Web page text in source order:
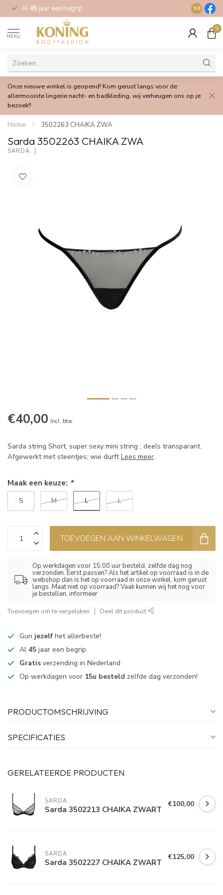
Al 45 jaar een begrip Gratis
9.0
MENU
0
Onze nieuwe winkel is geopend! Kom gerust langs voor de
allermooiste lingerie nacht- en badkleding, wij verheugen ons op je
bezoek!!
Home / 3502263 CHAIKA ZWA
Sarda 3502263 CHAIKA ZWA
SARDA
€40,00 Incl. btw
Sarda string Short, super sexy mini string ; deels transparant.
Afgewerkt met steentjes; wie durftLees meer.
Maak een keuze: *
S M L L
TOEVOEGEN AAN WINKELWAGEN
Op werkdagen voor 15:00 uur besteld, zelfde dag nog
verzonden. Eerst passen? Als het artikel op voorraad is in de
webshop dan is het op voorraad in onze winkel, kom gerust
langs. Maat niet op voorraad? Vaak kunnen wij het nog voor
je bestellen, informeer
Toevoegen om te vergelijken Deel dit product
Gun jezelf het allerbeste!
Al 45 jaar een begrip
Gratis verzending in Nederland
Op werkdagen voor 15u besteld zelfde dag verzonden!
PRODUCTOMSCHRIJVING
SPECIFICATIES
GERELATEERDE PRODUCTEN
SARDA
Sarda 3502213 CHAIKA ZWART €100,00
SARDA
Sarda 3502227 CHAIKA ZWART €125,00